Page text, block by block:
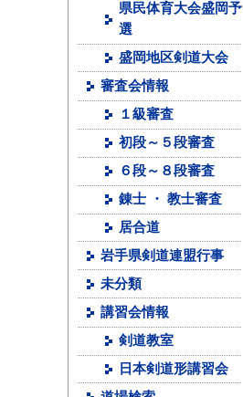
県民体育大会盛岡予
選
盛岡地区剣道大会
審査会情報
１級審査
初段～５段審査
６段～８段審査
錬士 ・ 教士審査
居合道
岩手県剣道連盟行事
未分類
講習会情報
剣道教室
日本剣道形講習会